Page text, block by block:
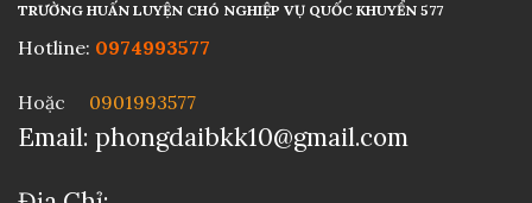
TRƯỜNG HUẤN LUYỆN CHÓ NGHIỆP VỤ QUỐC KHUYỂN 577
Hotline: 0974993577​​
Hoặc 0901993577
Email: phongdaibkk10@gmail.com